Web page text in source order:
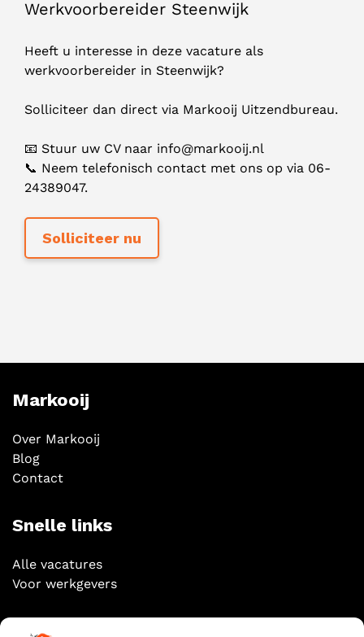
Werkvoorbereider Steenwijk
Heeft u interesse in deze vacature als
werkvoorbereider in Steenwijk?
Solliciteer dan direct via Markooij Uitzendbureau.
📧 Stuur uw CV naar info@markooij.nl
📞 Neem telefonisch contact met ons op via 06-
24389047.
Markooij
Over Markooij
Blog
Contact
Snelle links
Alle vacatures
Voor werkgevers
Socials